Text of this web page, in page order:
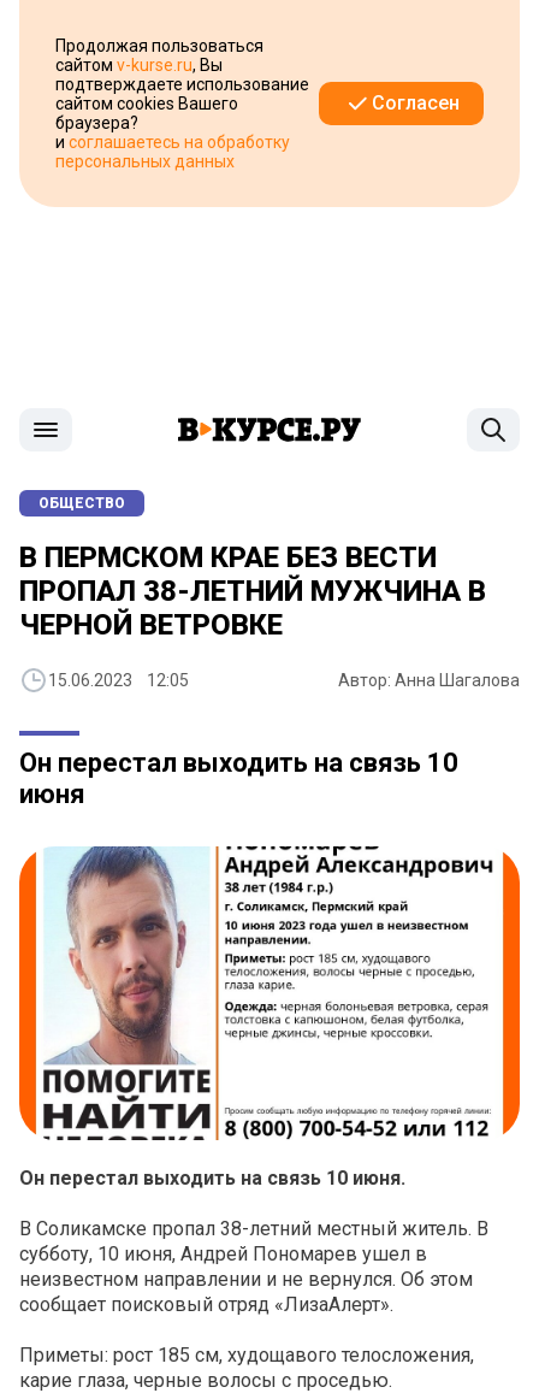
Продолжая пользоваться
сайтом v-kurse.ru, Вы
подтверждаете использование
сайтом cookies Вашего
браузера?
и соглашаетесь на обработку
персональных данных
Согласен
ОБЩЕСТВО
В ПЕРМСКОМ КРАЕ БЕЗ ВЕСТИ
ПРОПАЛ 38-ЛЕТНИЙ МУЖЧИНА В
ЧЕРНОЙ ВЕТРОВКЕ
15.06.2023 12:05 Автор: Анна Шагалова
Он перестал выходить на связь 10
июня
Он перестал выходить на связь 10 июня.
В Соликамске пропал 38-летний местный житель. В
субботу, 10 июня, Андрей Пономарев ушел в
неизвестном направлении и не вернулся. Об этом
сообщает поисковый отряд «ЛизаАлерт».
Приметы: рост 185 см, худощавого телосложения,
карие глаза, черные волосы с проседью.